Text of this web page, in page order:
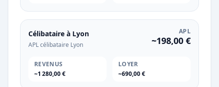
Célibataire à Lyon
APL célibataire Lyon
APL
~198,00 €
REVENUS
~1 280,00 €
LOYER
~690,00 €